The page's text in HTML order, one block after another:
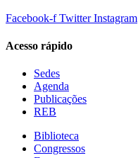
Facebook-f Twitter Instagram
Acesso rápido
Sedes
Agenda
Publicações
REB
Biblioteca
Congressos